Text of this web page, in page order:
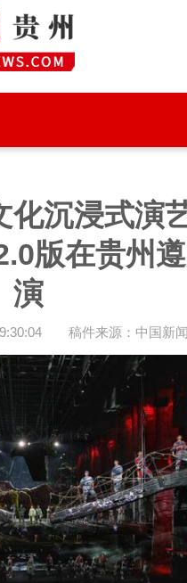
化沉浸式演
版在贵州
演
稿件来源：中国新